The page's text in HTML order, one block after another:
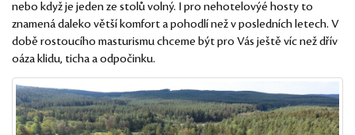
nebo když je jeden ze stolů volný. I pro nehotelovýé hosty to
znamená daleko větší komfort a pohodlí než v posledních letech. V
době rostoucího masturismu chceme být pro Vás ještě víc než dřív
oáza klidu, ticha a odpočinku.